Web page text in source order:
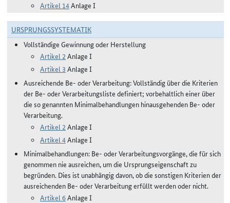
Artikel 14Anlage I
URSPRUNGSSYSTEMATIK
Vollständige Gewinnung oder Herstellung
Artikel 2 Anlage I
Artikel 3 Anlage I
Ausreichende Be- oder Verarbeitung: Vollständig über die Kriterien
der Be- oder Verarbeitungsliste definiert; vorbehaltlich einer über
die so genannten Minimalbehandlungen hinausgehenden Be- oder
Verarbeitung.
Artikel 2 Anlage I
Artikel 4Anlage I
Minimalbehandlungen: Be- oder Verarbeitungsvorgänge, die für sich
genommen nie ausreichen, um die Ursprungseigenschaft zu
begründen. Dies ist unabhängig davon, ob die sonstigen Kriterien der
ausreichenden Be- oder Verarbeitung erfüllt werden oder nicht.
Artikel 6Anlage I